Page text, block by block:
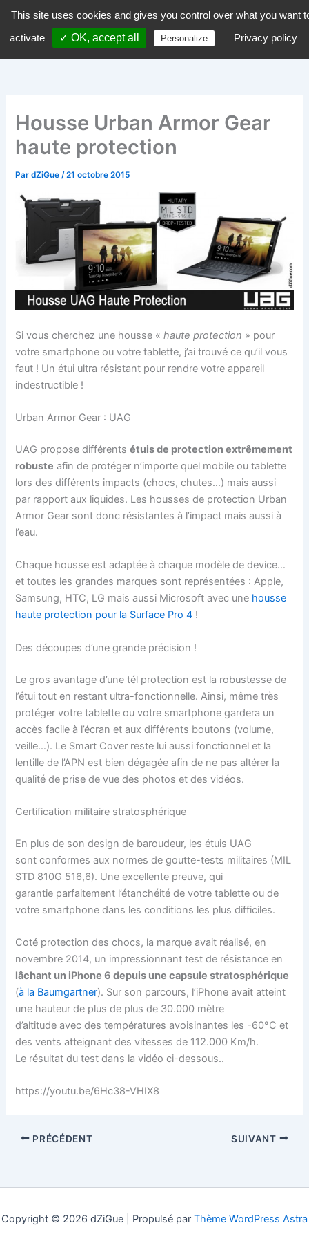
contenu
dZiGue
Housse Urban Armor Gear
haute protection
PardZiGue/21 octobre 2015
Si vous cherchez une housse «haute protection » pour
votre smartphone ou votre tablette, j’ai trouvé ce qu’il vous
faut ! Un étui ultra résistant pour rendre votre appareil
indestructible !
Urban Armor Gear : UAG
UAG propose différentsétuis de protection extrêmement
robuste afin de protéger n’importe quel mobile ou tablette
lors des différents impacts (chocs, chutes…) mais aussi
par rapport aux liquides. Les housses de protection Urban
Armor Gear sont donc résistantes à l’impact mais aussi à
l’eau.
Chaque housse est adaptée à chaque modèle de device…
et toutes les grandes marques sont représentées : Apple,
Samsung, HTC, LG mais aussi Microsoft avec une housse
haute protection pour la Surface Pro 4 !
Des découpes d’une grande précision !
Le gros avantage d’une tél protection est la robustesse de
l’étui tout en restant ultra-fonctionnelle. Ainsi, même très
protéger votre tablette ou votre smartphone gardera un
accès facile à l’écran et aux différents boutons (volume,
veille…). Le Smart Cover reste lui aussi fonctionnel et la
lentille de l’APN est bien dégagée afin de ne pas altérer la
qualité de prise de vue des photos et des vidéos.
Certification militaire stratosphérique
En plus de son design de baroudeur, les étuis UAG
sont conformes aux normes de goutte-tests militaires (MIL
STD 810G 516,6). Une excellente preuve, qui
garantie parfaitement l’étanchéité de votre tablette ou de
votre smartphone dans les conditions les plus difficiles.
Coté protection des chocs, la marque avait réalisé, en
novembre 2014, un impressionnant test de résistance en
lâchant un iPhone 6 depuis une capsule stratosphérique
(à la Baumgartner). Sur son parcours, l’iPhone avait atteint
une hauteur de plus de plus de 30.000 mètre
d’altitude avec des températures avoisinantes les -60°C et
des vents atteignant des vitesses de 112.000 Km/h.
Le résultat du test dans la vidéo ci-dessous..
https://youtu.be/6Hc38-VHIX8
PRÉCÉDENT SUIVANT
Copyright © 2026 dZiGue | Propulsé par Thème WordPress Astra
This site uses cookies and gives you control over what you want
activate
✓ OK, accept all Personalize Privacy policy